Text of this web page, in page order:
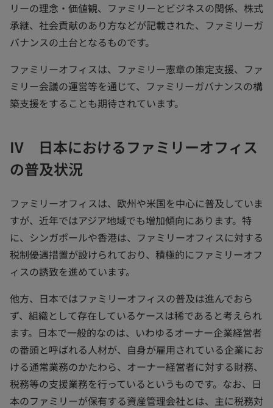
リーの理念・価値観、ファミリーとビジネスの関係、株式
承継、社会貢献のあり方などが記載された、ファミリーガ
バナンスの土台となるものです。
ファミリーオフィスは、ファミリー憲章の策定支援、ファ
ミリー会議の運営等を通じて、ファミリーガバナンスの構
築支援をすることも期待されています。
IV 日本におけるファミリーオフィス
の普及状況
ファミリーオフィスは、欧州や米国を中心に普及していま
すが、近年ではアジア地域でも増加傾向にあります。特
に、シンガポールや香港は、ファミリーオフィスに対する
税制優遇措置が設けられており、積極的にファミリーオフ
ィスの誘致を進めています。
他方、日本ではファミリーオフィスの普及は進んでおら
ず、組織として存在しているケースは稀であると考えられ
ます。日本で一般的なのは、いわゆるオーナー企業経営者
の番頭と呼ばれる人材が、自身が雇用されている企業にお
ける通常業務のかたわら、オーナー経営者に対する財務、
税務等の支援業務を行っているというものです。なお、日
本のファミリーが保有する資産管理会社とは、主に税務対